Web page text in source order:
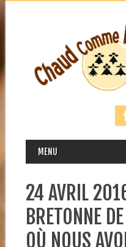
MAIN MENU
MENU
24 AVRIL
BRETONNE
OÙ NOUS